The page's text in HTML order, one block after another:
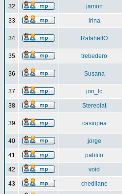
32 jamon
33 irina
34 RafahellO
35 trebedero
36 Susana
37 jon_lc
38 Stereolat
39 casiopea
40 jorge
41 pablito
42 void
43 chedilane